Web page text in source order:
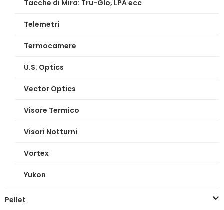
Tacche di Mira: Tru-Glo, LPA ecc
Telemetri
Termocamere
U.S. Optics
Vector Optics
Visore Termico
Visori Notturni
Vortex
Yukon
Pellet